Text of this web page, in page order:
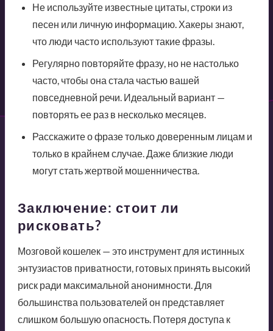
Не используйте известные цитаты, строки из
песен или личную информацию. Хакеры знают,
что люди часто используют такие фразы.
Регулярно повторяйте фразу, но не настолько
часто, чтобы она стала частью вашей
повседневной речи. Идеальный вариант —
повторять ее раз в несколько месяцев.
Расскажите о фразе только доверенным лицам и
только в крайнем случае. Даже близкие люди
могут стать жертвой мошенничества.
Заключение: стоит ли
рисковать?
Мозговой кошелек — это инструмент для истинных
энтузиастов приватности, готовых принять высокий
риск ради максимальной анонимности. Для
большинства пользователей он представляет
слишком большую опасность. Потеря доступа к